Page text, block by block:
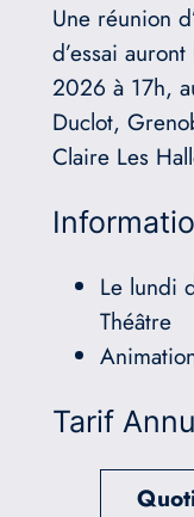
Une réunion
d’essai
2026 à 17h,
Duclot,
Claire Les
Le lundi
Théâtre
Tarif